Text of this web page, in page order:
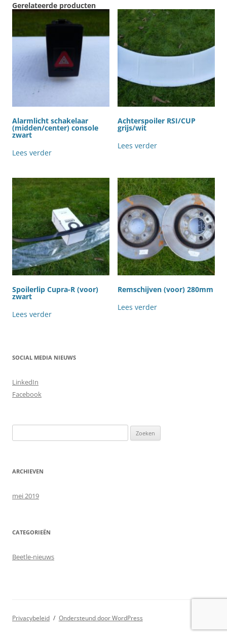
Gerelateerde producten
Alarmlicht schakelaar
(midden/center) console
zwart
Lees verder
Achterspoiler RSI/CUP
grijs/wit
Lees verder
Spoilerlip Cupra-R (voor)
zwart
Lees verder
Remschijven (voor) 280mm
Lees verder
SOCIAL MEDIA NIEUWS
LinkedIn
Facebook
naar:
ARCHIEVEN
mei 2019
CATEGORIEËN
Beetle-nieuws
Privacybeleid Ondersteund door WordPress